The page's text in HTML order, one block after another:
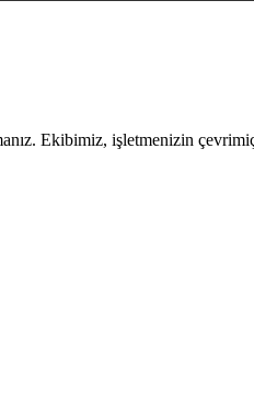
Ekibimiz, işletmenizin